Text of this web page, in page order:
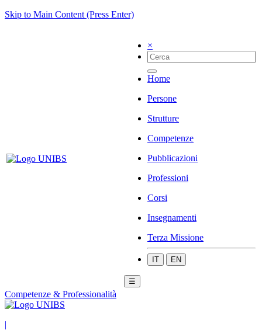
Skip to Main Content (Press Enter)
×
Home
Persone
Strutture
Competenze
Pubblicazioni
Professioni
Corsi
Insegnamenti
Terza Missione
IT EN
☰
Competenze & Professionalità
|